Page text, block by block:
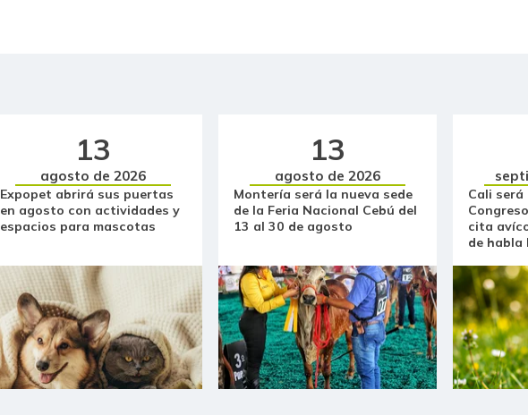
Cebolla larga
Cebollín chino
Centro de pierna de res
Chocolate dulce
Chócolo mazorca
Cilantro
13
agosto de 2026
Expopet abrirá sus puertas
en agosto con actividades y
espacios para mascotas
13
agosto de 2026
Montería será la nueva sede
de la Feria Nacional Cebú del
13 al 30 de agosto
Cali será
cita
de habla